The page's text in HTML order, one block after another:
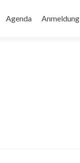
Agenda Anmeldung